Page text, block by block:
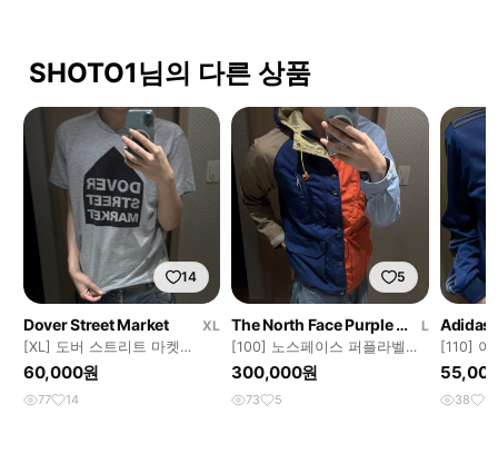
SHOTO1님의 다른 상품
14
Dover Street Market
XL
⁠[XL] 도버 스트리트 마켓
(DSM) 시그니처 로고 티셔츠
(그레이)⁠
60,000원
77 14
5
The North Face Purple Label
L
⁠[100] 노스페이스 퍼플라벨
65/35 멀티 컬러블록 마운틴
파카
300,000원
73 5
Adidas
[110]
트라이
38 1